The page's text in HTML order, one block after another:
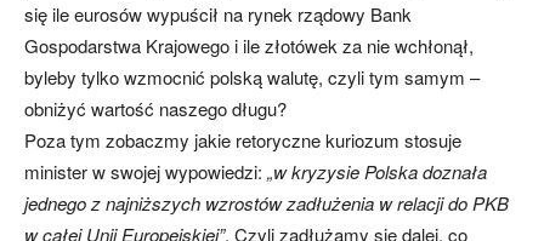
się ile eurosów wypuścił na rynek rządowy Bank
Gospodarstwa Krajowego i ile złotówek za nie wchłonął,
byleby tylko wzmocnić polską walutę, czyli tym samym –
obniżyć wartość naszego długu?
Poza tym zobaczmy jakie retoryczne kuriozum stosuje
minister w swojej wypowiedzi: „w kryzysie Polska doznała
jednego z najniższych wzrostów zadłużenia w relacji do PKB
w całej Unii Europejskiej”. Czyli zadłużamy się dalej, co